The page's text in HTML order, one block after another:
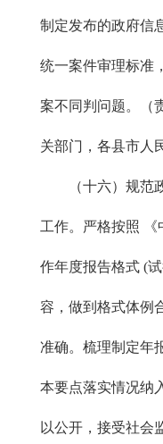
制定发布的政府信
统一案件审理标准
案不同判问题。（
关部门，各县市人
（十六）规
工作。严格按照 《
作年度报告格式 (
容，做到格式体例
准确。梳理制定年
本要点落实情况纳
以公开，接受社会